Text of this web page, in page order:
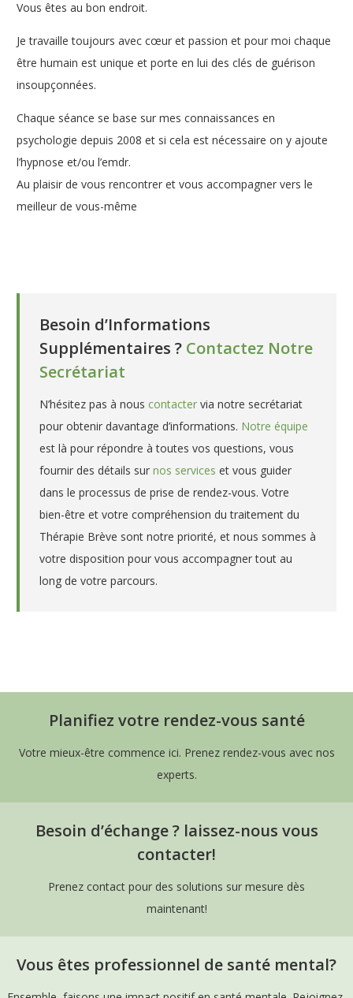
Vous êtes au bon endroit.
Je travaille toujours avec cœur et passion et pour moi chaque
être humain est unique et porte en lui des clés de guérison
insoupçonnées.
Chaque séance se base sur mes connaissances en
psychologie depuis 2008 et si cela est nécessaire on y ajoute
l’hypnose et/ou l’emdr.
Au plaisir de vous rencontrer et vous accompagner vers le
meilleur de vous-même
Psychologue à Liège – Elisabeth Culot
Besoin d’Informations
Supplémentaires ? Contactez Notre
Secrétariat
N’hésitez pas à nous contacter via notre secrétariat
pour obtenir davantage d’informations. Notre équipe
est là pour répondre à toutes vos questions, vous
fournir des détails sur nos services et vous guider
dans le processus de prise de rendez-vous. Votre
bien-être et votre compréhension du traitement du
Thérapie Brève sont notre priorité, et nous sommes à
votre disposition pour vous accompagner tout au
long de votre parcours.
CulotPlanifiez votre rendez-vous santé
Votre mieux-être commence ici. Prenez rendez-vous avec nos
experts.
Besoin d’échange ? laissez-nous vous
contacter!
Prenez contact pour des solutions sur mesure dès
maintenant!
Vous êtes professionnel de santé mental?